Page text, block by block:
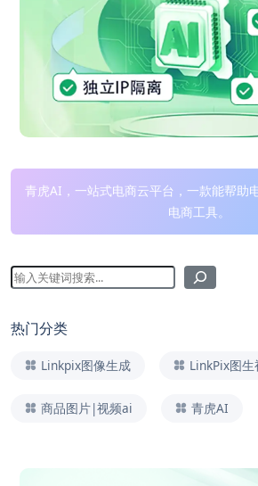
青虎AI，一站式电商云平台，一款能帮助
电商工具。
热门分类
Linkpix图像生成 LinkPix图生
商品图片|视频ai 青虎AI